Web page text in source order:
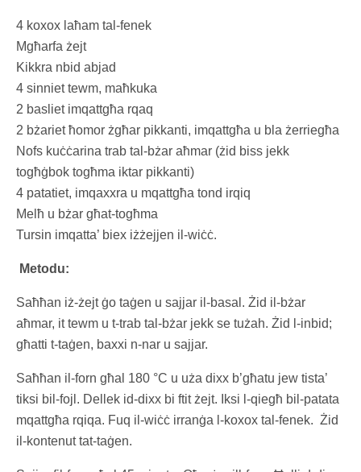
4 koxox laħam tal-fenek
Mgħarfa żejt
Kikkra nbid abjad
4 sinniet tewm, maħkuka
2 basliet imqattgħa rqaq
2 bżariet ħomor żgħar pikkanti, imqattgħa u bla żerriegħa
Nofs kuċċarina trab tal-bżar aħmar (żid biss jekk
togħġbok togħma iktar pikkanti)
4 patatiet, imqaxxra u mqattgħa tond irqiq
Melħ u bżar għat-togħma
Tursin imqatta’ biex iżżejjen il-wiċċ.
Metodu:
Saħħan iż-żejt ġo taġen u sajjar il-basal. Żid il-bżar
aħmar, it tewm u t-trab tal-bżar jekk se tużah. Żid l-inbid;
għatti t-taġen, baxxi n-nar u sajjar.
Saħħan il-forn għal 180 °C u uża dixx b’għatu jew tista’
tiksi bil-fojl. Dellek id-dixx bi ftit żejt. Iksi l-qiegħ bil-patata
mqattgħa rqiqa. Fuq il-wiċċ irranġa l-koxox tal-fenek. Żid
il-kontenut tat-taġen.